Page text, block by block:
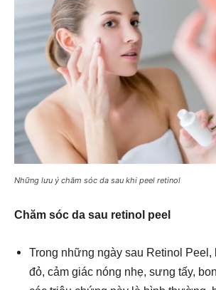
Những lưu ý chăm sóc da sau khi peel retinol
Chăm sóc da sau retinol peel
Trong những ngày sau Retinol Peel,
đỏ, cảm giác nóng nhẹ, sưng tấy,